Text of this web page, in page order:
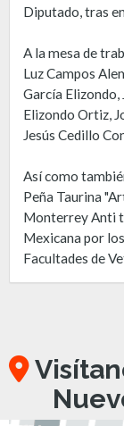
Diputado, tras
A la mesa de
Luz Campos
García Elizondo,
Elizondo Ortiz,
Jesús Cedillo
Así como
Peña Taurina
Monterrey Anti
Mexicana por
Facultades de